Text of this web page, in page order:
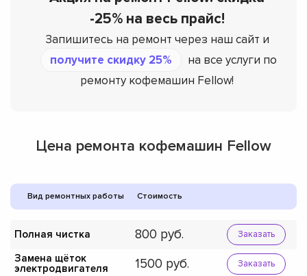
-25% на весь прайс!
Запишитесь на ремонт через наш сайт и
получите скидку 25%
на все услуги по
ремонту кофемашин Fellow!
Цена ремонта кофемашин Fellow
Вид ремонтных работы Стоимость
Полная чистка 800 Заказать
Замена щёток
электродвигателя
1500 Заказать